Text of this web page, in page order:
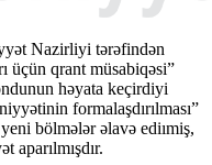
Nazirliyi tərəfindən
üçün qrant müsabiqəsi”
həyata keçirdiyi
formalaşdırılması”
bölmələr əlavə ediımiş,